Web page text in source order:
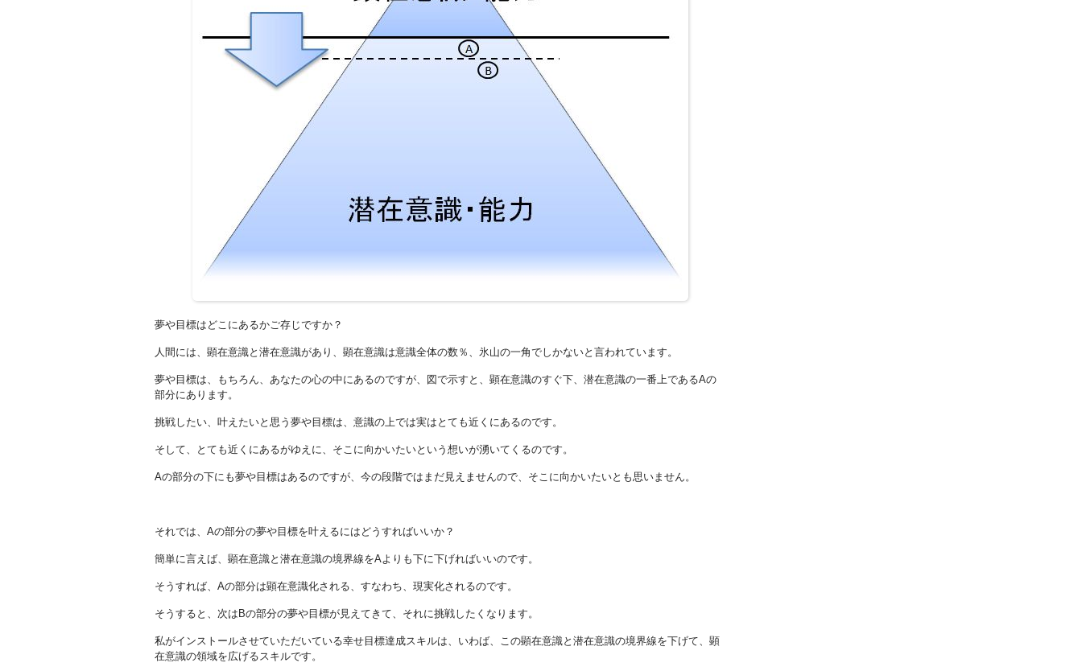
夢や目標はどこにあるかご存じですか？
人間には、顕在意識と潜在意識があり、顕在意識は意識全体の数％、氷山の一角でしかないと言われています。
夢や目標は、もちろん、あなたの心の中にあるのですが、図で示すと、顕在意識のすぐ下、潜在意識の一番上であるAの
部分にあります。
挑戦したい、叶えたいと思う夢や目標は、意識の上では実はとても近くにあるのです。
そして、とても近くにあるがゆえに、そこに向かいたいという想いが湧いてくるのです。
Aの部分の下にも夢や目標はあるのですが、今の段階ではまだ見えませんので、そこに向かいたいとも思いません。
それでは、Aの部分の夢や目標を叶えるにはどうすればいいか？
簡単に言えば、顕在意識と潜在意識の境界線をAよりも下に下げればいいのです。
そうすれば、Aの部分は顕在意識化される、すなわち、現実化されるのです。
そうすると、次はBの部分の夢や目標が見えてきて、それに挑戦したくなります。
私がインストールさせていただいている幸せ目標達成スキルは、いわば、この顕在意識と潜在意識の境界線を下げて、顕
在意識の領域を広げるスキルです。